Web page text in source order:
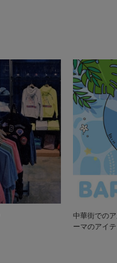
中華街での
ーマのアイ